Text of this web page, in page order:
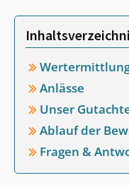
Anlässe
Unser
Ablauf der
Fragen &